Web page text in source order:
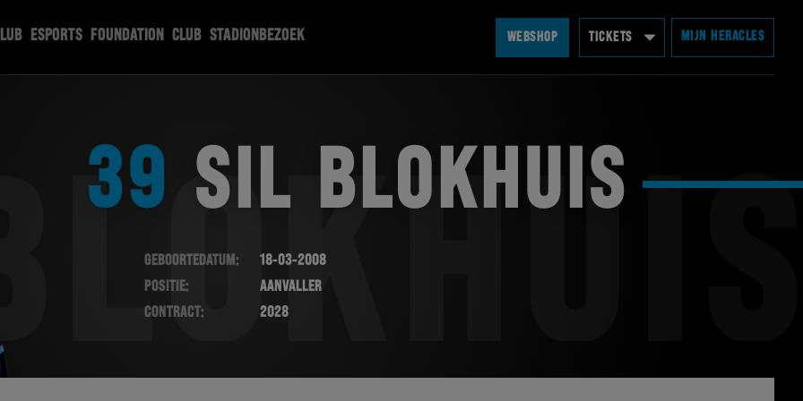
ESPORTS FOUNDATION CLUB STADIONBEZOEK WEBSHOP TICKETS MIJN HERACLES
39 SIL BLOKHUIS
Geboortedatum:
18-03-2008
Positie:
Aanvaller
Contract:
2028